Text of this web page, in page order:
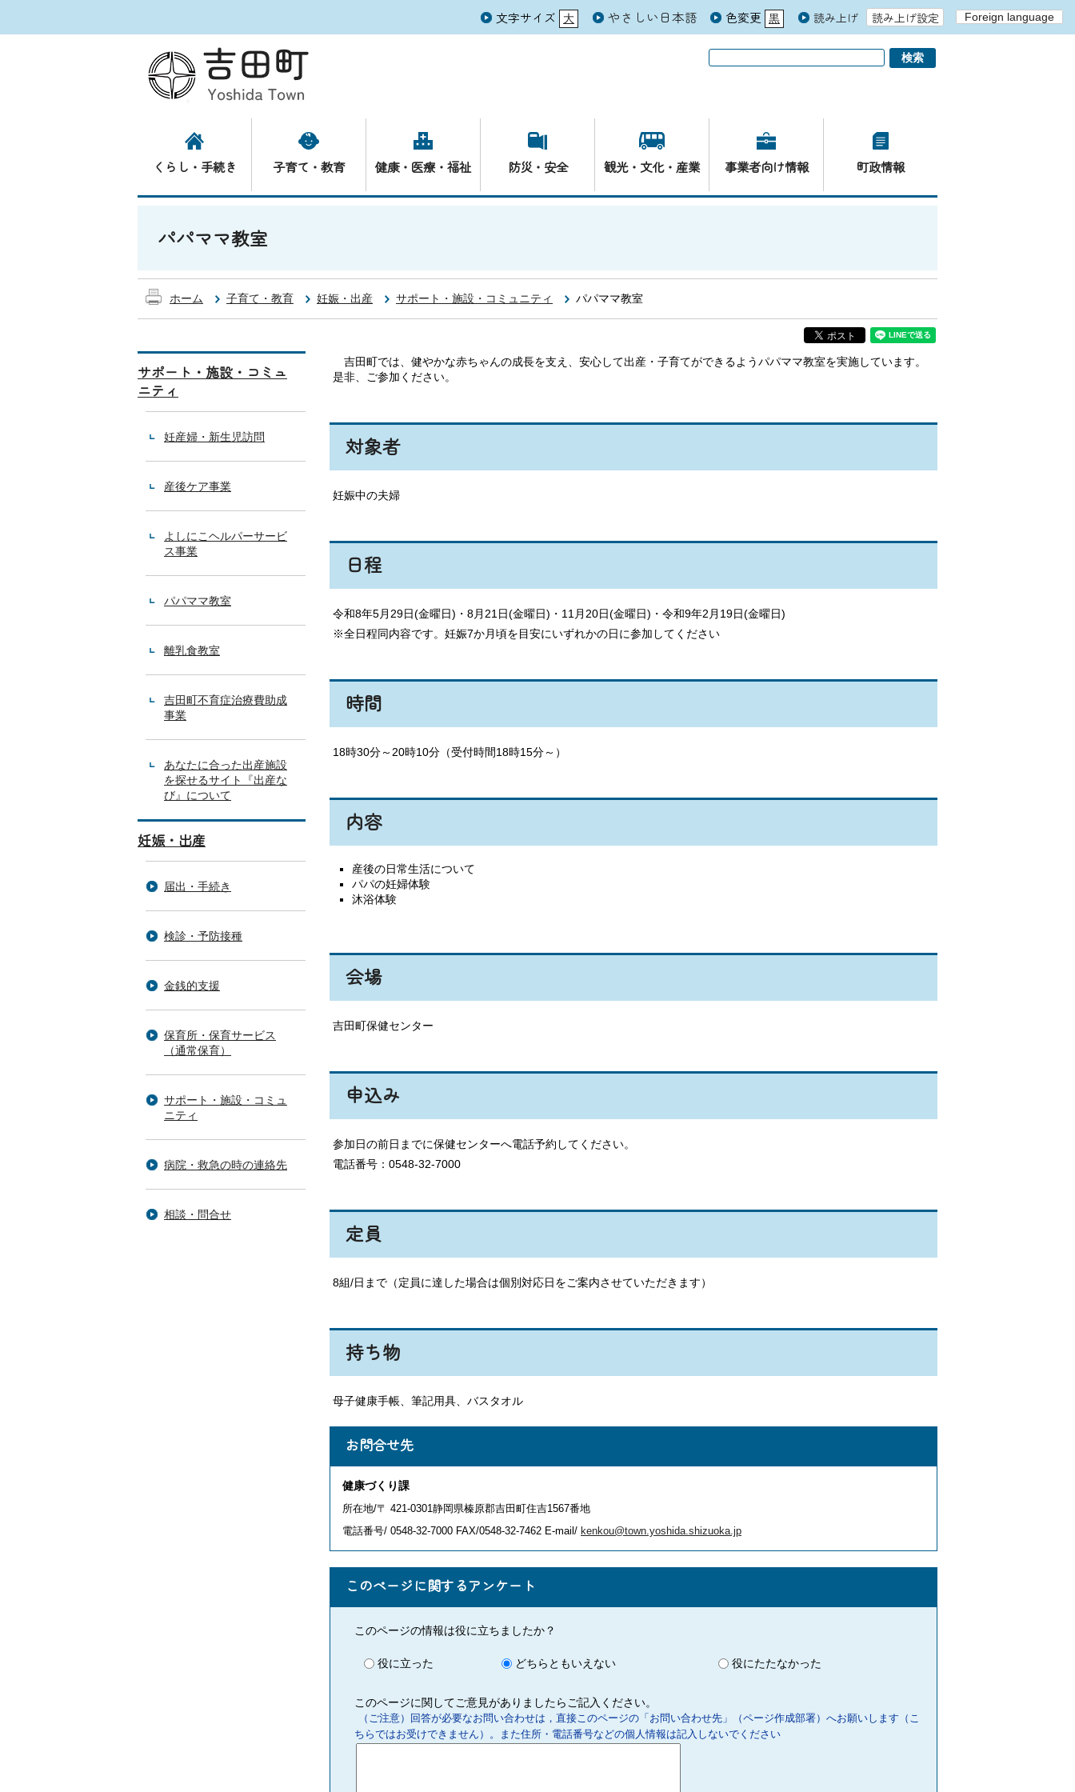
文字サイズ 大
元 やさしい日本語 色変更 黒
青
白 読み上げ 読み上げ設定 Foreign language
くらし・手続き 子育て・教育 健康・医療・福祉 防災・安全 観光・文化・産業 事業者向け情報 町政情報
パパママ教室
ホーム 子育て・教育 妊娠・出産 サポート・施設・コミュニティ パパママ教室
サポート・施設・コミュ
ニティ
妊産婦・新生児訪問
産後ケア事業
よしにこヘルパーサービ
ス事業
パパママ教室
離乳食教室
吉田町不育症治療費助成
事業
あなたに合った出産施設
を探せるサイト『出産な
び』について
妊娠・出産
届出・手続き
検診・予防接種
金銭的支援
保育所・保育サービス
（通常保育）
サポート・施設・コミュ
ニティ
病院・救急の時の連絡先
相談・問合せ
吉田町では、健やかな赤ちゃんの成長を支え、安心して出産・子育てができるようパパママ教室を実施しています。
是非、ご参加ください。
対象者
妊娠中の夫婦
日程
令和8年5月29日(金曜日)・8月21日(金曜日)・11月20日(金曜日)・令和9年2月19日(金曜日)
※全日程同内容です。妊娠7か月頃を目安にいずれかの日に参加してください
時間
18時30分～20時10分（受付時間18時15分～）
内容
産後の日常生活について
パパの妊婦体験
沐浴体験
会場
吉田町保健センター
申込み
参加日の前日までに保健センターへ電話予約してください。
電話番号：0548-32-7000
定員
8組/日まで（定員に達した場合は個別対応日をご案内させていただきます）
持ち物
母子健康手帳、筆記用具、バスタオル
お問合せ先
健康づくり課
所在地/〒 421-0301静岡県榛原郡吉田町住吉1567番地
電話番号/ 0548-32-7000 FAX/0548-32-7462 E-mail/ kenkou@town.yoshida.shizuoka.jp
このページに関するアンケート
このページの情報は役に立ちましたか？
役に立った どちらともいえない 役にたたなかった
このページに関してご意見がありましたらご記入ください。
（ご注意）回答が必要なお問い合わせは，直接このページの「お問い合わせ先」（ページ作成部署）へお願いします（こ
ちらではお受けできません）。また住所・電話番号などの個人情報は記入しないでください